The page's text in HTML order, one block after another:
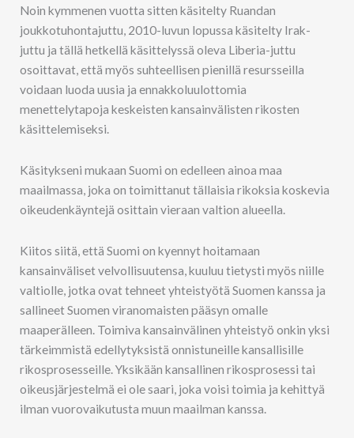
Noin kymmenen vuotta sitten käsitelty Ruandan
joukkotuhontajuttu, 2010-luvun lopussa käsitelty Irak-
juttu ja tällä hetkellä käsittelyssä oleva Liberia-juttu
osoittavat, että myös suhteellisen pienillä resursseilla
voidaan luoda uusia ja ennakkoluulottomia
menettelytapoja keskeisten kansainvälisten rikosten
käsittelemiseksi.
Käsitykseni mukaan Suomi on edelleen ainoa maa
maailmassa, joka on toimittanut tällaisia rikoksia koskevia
oikeudenkäyntejä osittain vieraan valtion alueella.
Kiitos siitä, että Suomi on kyennyt hoitamaan
kansainväliset velvollisuutensa, kuuluu tietysti myös niille
valtiolle, jotka ovat tehneet yhteistyötä Suomen kanssa ja
sallineet Suomen viranomaisten pääsyn omalle
maaperälleen. Toimiva kansainvälinen yhteistyö onkin yksi
tärkeimmistä edellytyksistä onnistuneille kansallisille
rikosprosesseille. Yksikään kansallinen rikosprosessi tai
oikeusjärjestelmä ei ole saari, joka voisi toimia ja kehittyä
ilman vuorovaikutusta muun maailman kanssa.